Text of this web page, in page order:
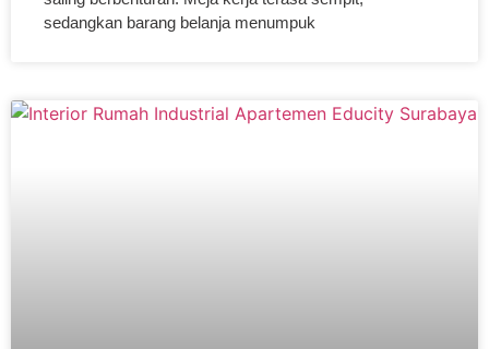
sedangkan barang belanja menumpuk